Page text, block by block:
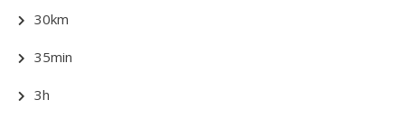
30km
35min
3h